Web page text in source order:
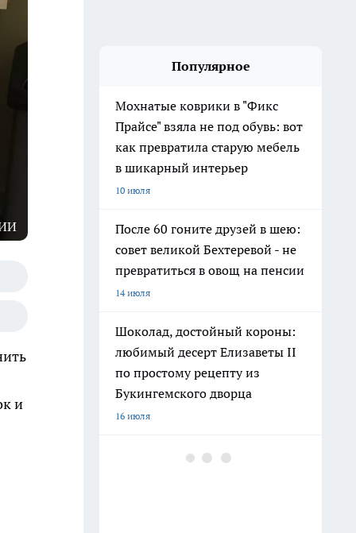
и
Популярное
Мохнатые коврики в "Фикс
Прайсе" взяла не под обувь: вот
как превратила старую мебель
в шикарный интерьер
10 июля
После 60 гоните друзей в шею:
совет великой Бехтеревой - не
превратиться в овощ на пенсии
14 июля
Шоколад, достойный короны:
любимый десерт Елизаветы II
по простому рецепту из
Букингемского дворца
16 июля